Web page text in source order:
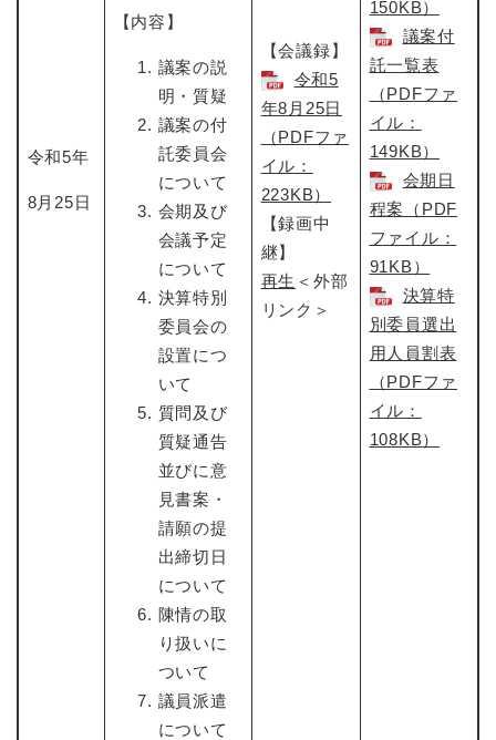
令和5年
8月25日
【内容】
議案の説
明・質疑
議案の付
託委員会
について
会期及び
会議予定
について
決算特別
委員会の
設置につ
いて
質問及び
質疑通告
並びに意
見書案・
請願の提
出締切日
について
陳情の取
り扱いに
ついて
議員派遣
について
【会議録】
令和5
年8月25日​
（PDFファ
イル：
223KB）
【録画中
継】
再生 ＜外部
リンク＞
150KB）
議案付
託一覧表
（PDFファ
イル：
149KB）
会期日
程案（PDF
ファイル：
91KB）
決算特
別委員選出
用人員割表
（PDFファ
イル：
108KB）